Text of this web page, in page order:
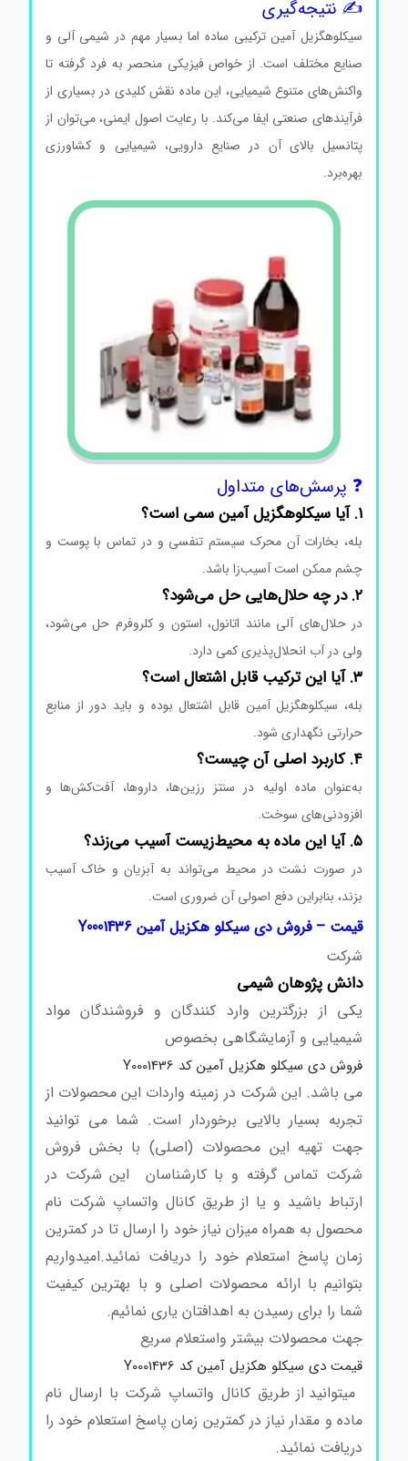
✍️ نتیجه‌گیری
سیکلوهگزیل آمین ترکیبی ساده اما بسیار مهم در شیمی آلی و
صنایع مختلف است. از خواص فیزیکی منحصر به فرد گرفته تا
واکنش‌های متنوع شیمیایی، این ماده نقش کلیدی در بسیاری از
فرآیندهای صنعتی ایفا می‌کند. با رعایت اصول ایمنی، می‌توان از
پتانسیل بالای آن در صنایع دارویی، شیمیایی و کشاورزی
بهره‌برد.
❓ پرسش‌های متداول
بله، بخارات آن محرک سیستم تنفسی و در تماس با پوست و
چشم ممکن است آسیب‌زا باشد.
در حلال‌های آلی مانند اتانول، استون و کلروفرم حل می‌شود،
ولی در آب انحلال‌پذیری کمی دارد.
بله، سیکلوهگزیل آمین قابل اشتعال بوده و باید دور از منابع
حرارتی نگهداری شود.
به‌عنوان ماده اولیه در سنتز رزین‌ها، داروها، آفت‌کش‌ها و
افزودنی‌های سوخت.
در صورت نشت در محیط می‌تواند به آبزیان و خاک آسیب
بزند، بنابراین دفع اصولی آن ضروری است.
قیمت – فروش دی سیکلو هکزیل آمین Y0001436
شرکت
دانش پژوهان شیمی
یکی از بزرگترین وارد کنندگان و فروشندگان مواد
شیمیایی و آزمایشگاهی بخصوص
فروش دی سیکلو هکزیل آمین کد Y0001436
می باشد. این شرکت در زمینه واردات این محصولات از
تجربه بسیار بالایی برخوردار است. شما می توانید
جهت تهیه این محصولات (اصلی) با بخش فروش
شرکت تماس گرفته و با کارشناسان این شرکت در
ارتباط باشید و یا از طریق کانال واتساپ شرکت نام
محصول به همراه میزان نیاز خود را ارسال تا در کمترین
زمان پاسخ استعلام خود را دریافت نمائید.امیدواریم
بتوانیم با ارائه محصولات اصلی و با بهترین کیفیت
شما را برای رسیدن به اهدافتان یاری نمائیم.
جهت محصولات بیشتر واستعلام سریع
قیمت دی سیکلو هکزیل آمین کد Y0001436
میتوانید از طریق کانال واتساپ شرکت با ارسال نام
ماده و مقدار نیاز در کمترین زمان پاسخ استعلام خود را
دریافت نمائید.